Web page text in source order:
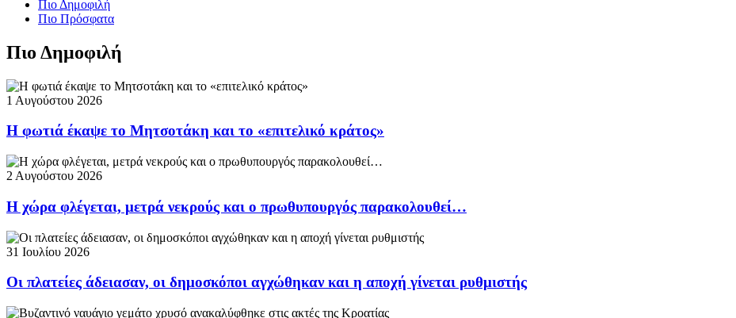
Πιο Δημοφιλή
Πιο Πρόσφατα
Πιο Δημοφιλή
1 Αυγούστου 2026
Η φωτιά έκαψε το Μητσοτάκη και το «επιτελικό κράτος»
2 Αυγούστου 2026
Η χώρα φλέγεται, μετρά νεκρούς και ο πρωθυπουργός παρακολουθεί…
31 Ιουλίου 2026
Οι πλατείες άδειασαν, οι δημοσκόποι αγχώθηκαν και η αποχή γίνεται ρυθμιστής